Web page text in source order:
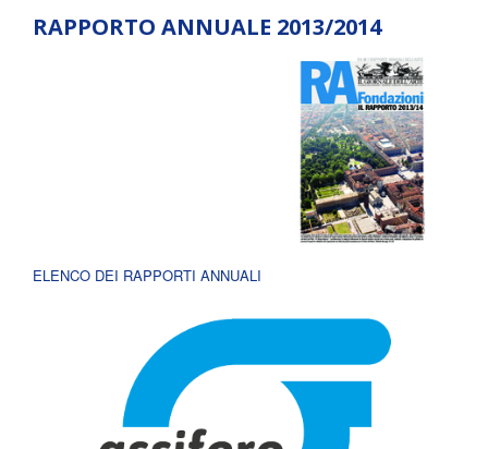
RAPPORTO ANNUALE 2013/2014
ELENCO DEI RAPPORTI ANNUALI